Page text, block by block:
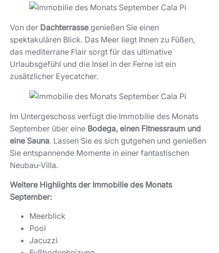
Von der Dachterrasse genießen Sie einen
spektakulären Blick. Das Meer liegt Ihnen zu Füßen,
das mediterrane Flair sorgt für das ultimative
Urlaubsgefühl und die Insel in der Ferne ist ein
zusätzlicher Eyecatcher.
Im Untergeschoss verfügt die Immobilie des Monats
September über eine Bodega, einen Fitnessraum und
eine Sauna. Lassen Sie es sich gutgehen und genießen
Sie entspannende Momente in einer fantastischen
Neubau-Villa.
Weitere Highlights der Immobilie des Monats
September:
Meerblick
Pool
Jacuzzi